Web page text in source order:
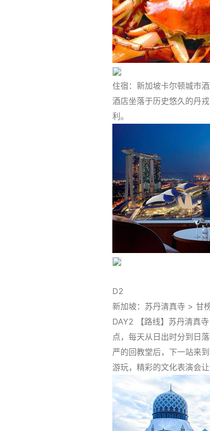
住宿：新加坡卡尔顿城市
酒店坐落于历史悠久的丹
利。
D2
新加坡：苏丹清真寺 > 甘
DAY2 【路线】苏丹清真
点，每天从日出时分到日
严的回教堂后，下一站来
游玩，精彩的文化表演会